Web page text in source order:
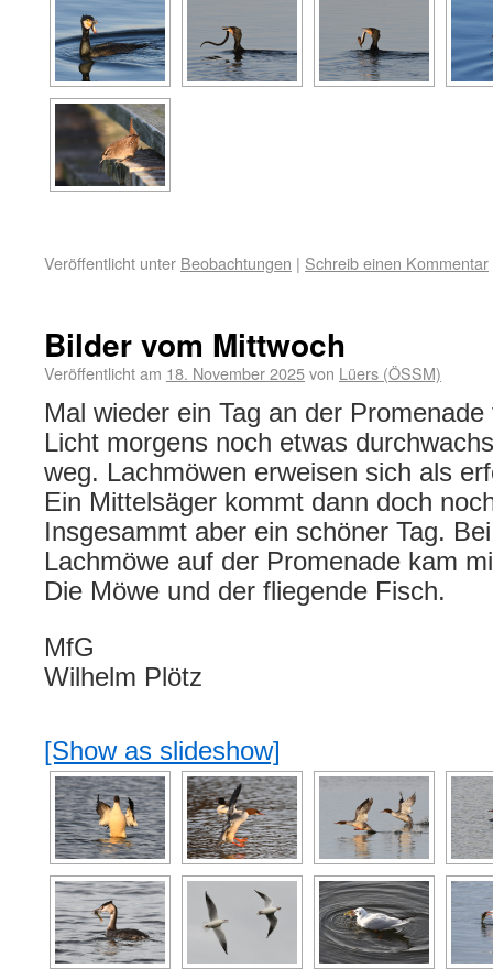
Veröffentlicht unter Beobachtungen | Schreib einen Kommentar
Bilder vom Mittwoch
Veröffentlicht am 18. November 2025von Lüers (ÖSSM)
Mal wieder ein Tag an der
Licht morgens noch etwas
weg. Lachmöwen erweisen sich als
Ein Mittelsäger kommt dann doch
Insgesammt aber ein schöner Tag.
Lachmöwe auf der Promenade kam
Die Möwe und der fliegende Fisch.
MfG
Wilhelm Plötz
[Show as slideshow]